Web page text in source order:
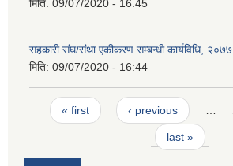
मिति: 09/07/2020 - 16:45
सहकारी संघ/संथा एकीकरण सम्बन्धी कार्यविधि, २०७७
मिति: 09/07/2020 - 16:44
Pages
« first ‹ previous
last »